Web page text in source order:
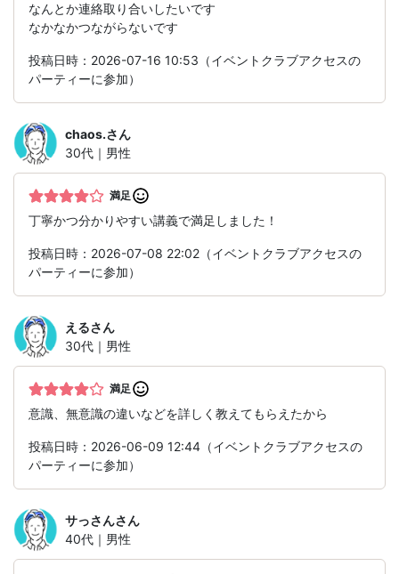
なんとか連絡取り合いしたいです
なかなかつながらないです
投稿日時：2026-07-16 10:53（イベントクラブアクセスの
パーティーに参加）
chaos.さん
30代｜男性
満足
丁寧かつ分かりやすい講義で満足しました！
投稿日時：2026-07-08 22:02（イベントクラブアクセスの
パーティーに参加）
えるさん
30代｜男性
満足
意識、無意識の違いなどを詳しく教えてもらえたから
投稿日時：2026-06-09 12:44（イベントクラブアクセスの
パーティーに参加）
サっさんさん
40代｜男性